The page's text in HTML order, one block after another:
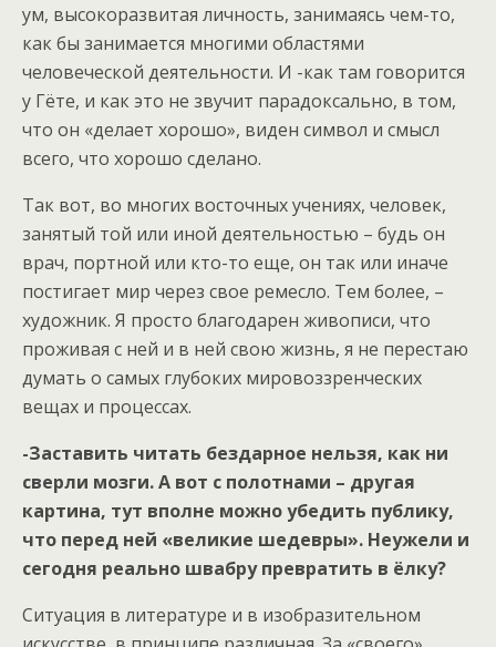
ум, высокоразвитая личность, занимаясь чем-то,
как бы занимается многими областями
человеческой деятельности. И -как там говорится
у Гёте, и как это не звучит парадоксально, в том,
что он «делает хорошо», виден символ и смысл
всего, что хорошо сделано.
Так вот, во многих восточных учениях, человек,
занятый той или иной деятельностью – будь он
врач, портной или кто-то еще, он так или иначе
постигает мир через свое ремесло. Тем более, –
художник. Я просто благодарен живописи, что
проживая с ней и в ней свою жизнь, я не перестаю
думать о самых глубоких мировоззренческих
вещах и процессах.
-Заставить читать бездарное нельзя, как ни
сверли мозги. А вот с полотнами – другая
картина, тут вполне можно убедить публику,
что перед ней «великие шедевры». Неужели и
сегодня реально швабру превратить в ёлку?
Ситуация в литературе и в изобразительном